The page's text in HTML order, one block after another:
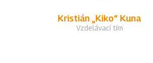
Kristián „Kiko“ Kuna
Vzdelávací tím